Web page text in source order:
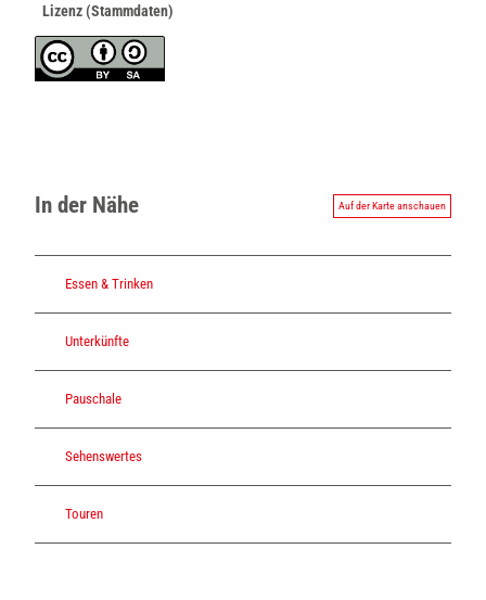
Lizenz (Stammdaten)
In der Nähe Auf der Karte anschauen
Essen & Trinken
Unterkünfte
Pauschale
Sehenswertes
Touren